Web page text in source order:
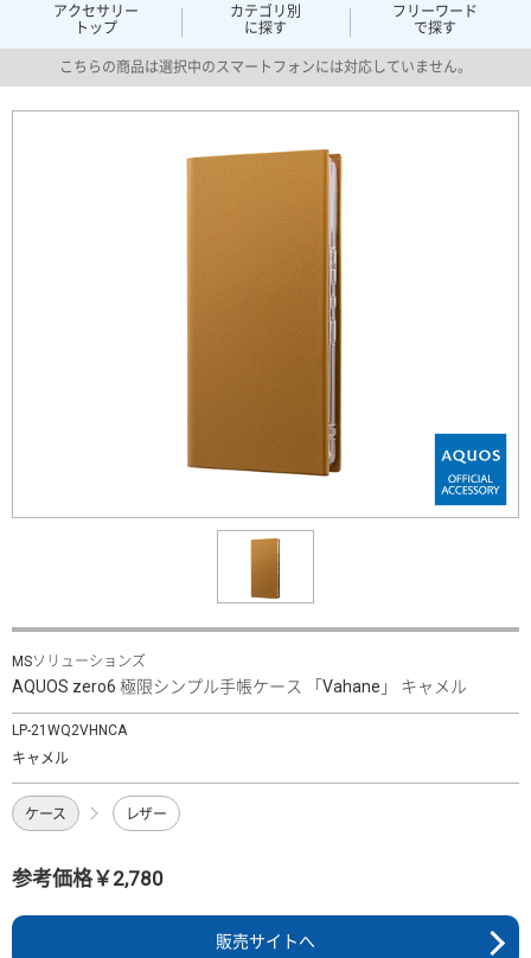
アクセサリー
トップ
カテゴリ別
に探す
フリーワード
で探す
こちらの商品は選択中のスマートフォンには対応していません。
MSソリューションズ
AQUOS zero6 極限シンプル手帳ケース 「Vahane」 キャメル
LP-21WQ2VHNCA
キャメル
ケース レザー
参考価格￥2,780
販売サイトへ